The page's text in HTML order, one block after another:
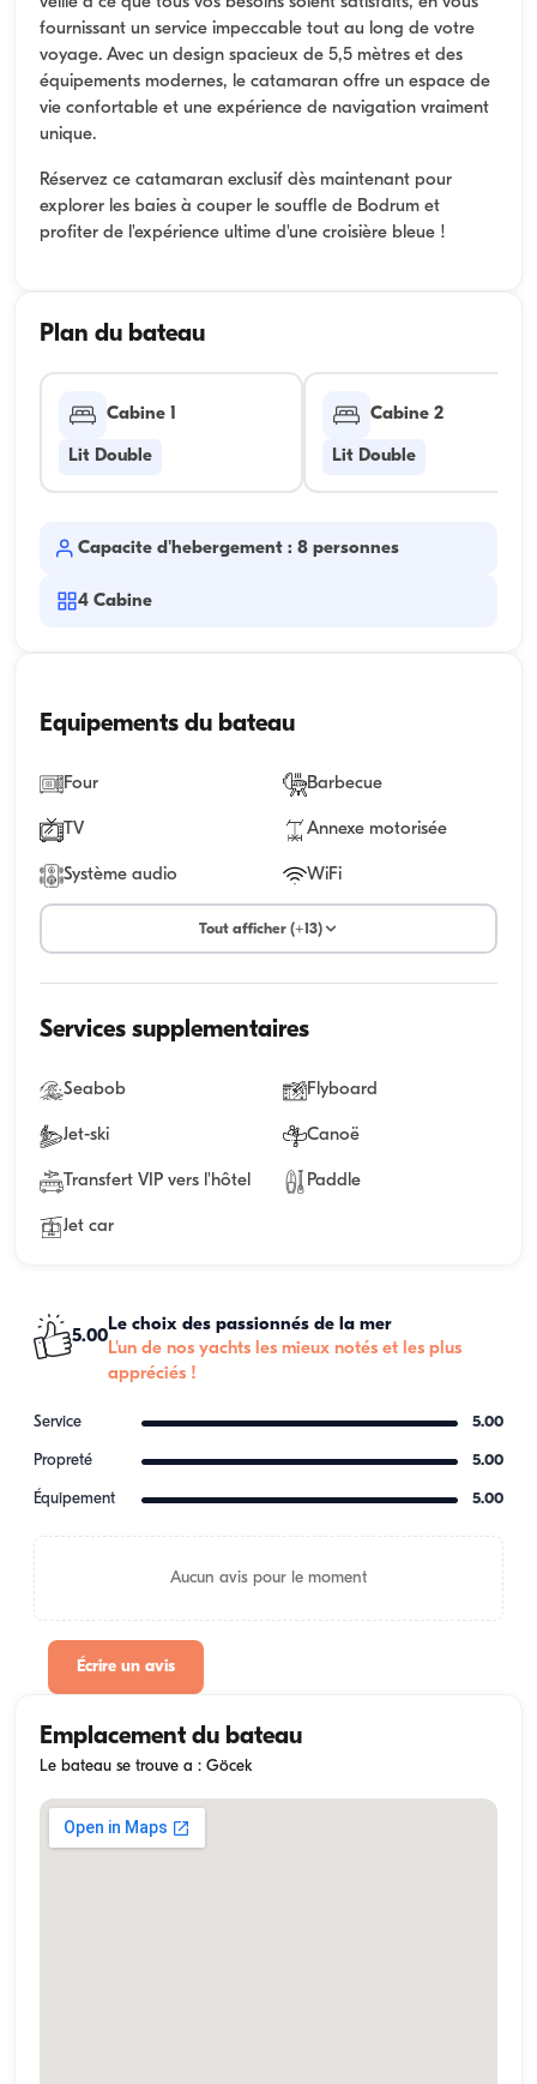
fournissant un service impeccable tout au long de votre
voyage. Avec un design spacieux de 5,5 mètres et des
équipements modernes, le catamaran offre un espace de
vie confortable et une expérience de navigation vraiment
unique.
Réservez ce catamaran exclusif dès maintenant pour
explorer les baies à couper le souffle de Bodrum et
profiter de l'expérience ultime d'une croisière bleue !
Plan du bateau
Cabine 1
Lit Double
Cabine 2
Lit Double
Capacite d'hebergement : 8 personnes
4 Cabine
Equipements du bateau
Four Barbecue
TV Annexe motorisée
Système audio WiFi
Tout afficher (+13)
Services supplementaires
Seabob Flyboard
Jet-ski Canoë
Transfert VIP vers l'hôtel Paddle
Jet car
5.00
Le choix des passionnés de la mer
L'un de nos yachts les mieux notés et les plus
appréciés !
Service 5.00
Propreté 5.00
Équipement 5.00
Aucun avis pour le moment
Écrire un avis
Emplacement du bateau
Le bateau se trouve a : Göcek